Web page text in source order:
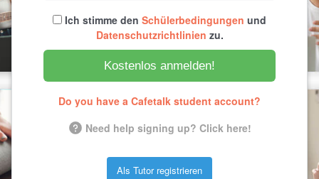
Ich stimme den Schülerbedingungen und
Datenschutzrichtlinien zu.
Kostenlos anmelden!
Do you have a Cafetalk student account?
Need help signing up? Click here!
Als Tutor registrieren